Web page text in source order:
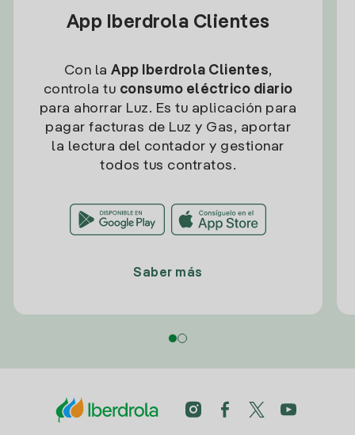
App Iberdrola Clientes
Con la App Iberdrola Clientes,
controla tu consumo eléctrico diario
para ahorrar Luz. Es tu aplicación para
pagar facturas de Luz y Gas, aportar
la lectura del contador y gestionar
todos tus contratos.
Saber más